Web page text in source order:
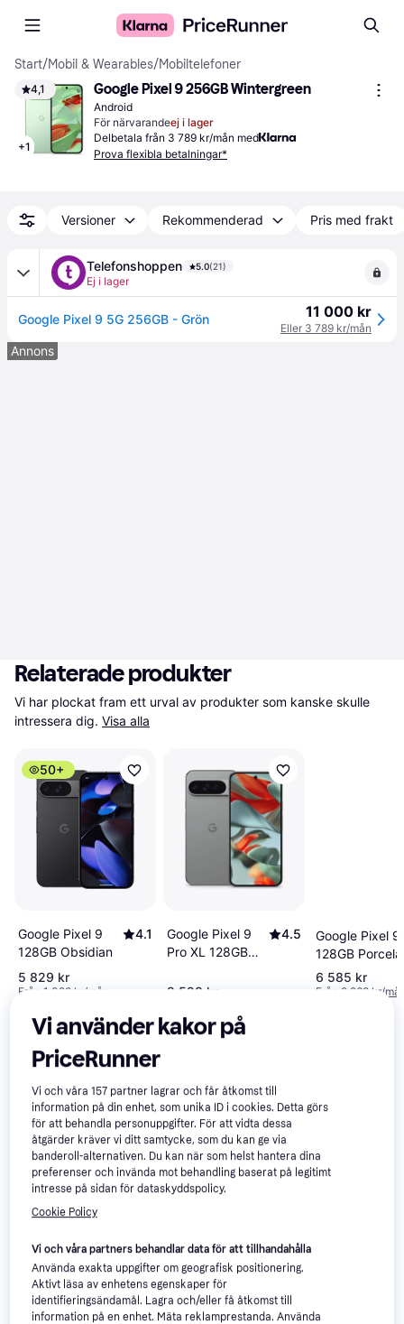
Start/Mobil & Wearables/Mobiltelefoner
4,1
+1
Google Pixel 9 256GB Wintergreen
Android
För närvarandeej i lager
Delbetala från 3 789 kr/mån med
Prova flexibla betalningar*
Versioner Rekommenderad Pris med frakt
Telefonshoppen 5.0(21)
Ej i lager
Google Pixel 9 5G 256GB - Grön 11 000 kr
Eller 3 789 kr/mån
Annons
Relaterade produkter
Vi har plockat fram ett urval av produkter som kanske skulle
intressera dig. Visa alla
50+
Google Pixel 9
128GB Obsidian
4.1
5 829 kr
Från 1 029 kr/mån
Google Pixel 9
Pro XL 128GB
4.5
9 528 kr
Google Pixel 9
128GB
6 585 kr
Från 2 268 kr/
Recensioner
Om produkten
Vi använder kakor på
PriceRunner
Vi och våra157 partner lagrar och får åtkomst till
information på din enhet, som unika ID i cookies. Detta görs
för att behandla personuppgifter. För att vidta dessa
åtgärder kräver vi ditt samtycke, som du kan ge via
banderoll-alternativen. Du kan när som helst hantera dina
preferenser och invända mot behandling baserat på legitimt
intresse på sidan för dataskyddspolicy.
Cookie Policy
Vi och våra partners behandlar data för att tillhandahålla
Använda exakta uppgifter om geografisk positionering.
Aktivt läsa av enhetens egenskaper för
identifieringsändamål. Lagra och/eller få åtkomst till
information på en enhet. Mäta reklamprestanda. Använda